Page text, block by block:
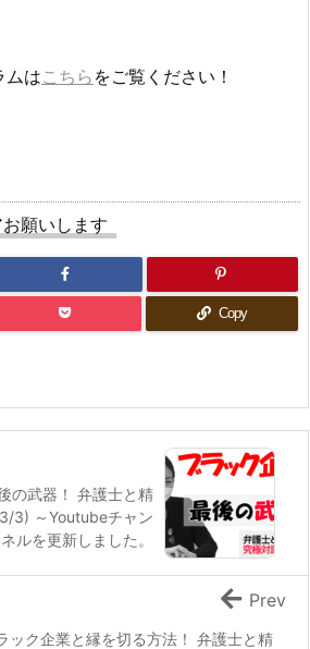
ムはこちら をご覧ください！
願いします
Copy
の武器！ 弁護士と精
3) ～Youtubeチャン
ネルを更新しました。
ック企業と縁を切る方法！ 弁護士と精
Prev